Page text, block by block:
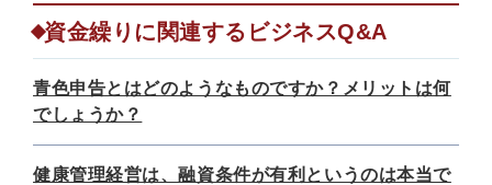
資金繰りに関連するビジネスQ&A
青色申告とはどのようなものですか？メリットは何
でしょうか？
健康管理経営は、融資条件が有利というのは本当で